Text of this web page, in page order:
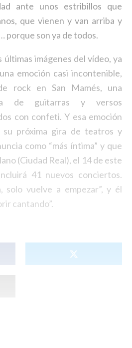
ante unos estribillos que
que vienen y van arriba y
porque son ya de todos.
últimas imágenes del vídeo, ya
emoción casi incontenible,
rock en San Mamés, una
de guitarras y versos
con confeti. Y esa emoción
próxima gira de teatros y
como “más íntima” y que
(Ciudad Real), el 14 de este
41 nuevos conciertos.
solo vuelve a empezar”, y él
cantando”.